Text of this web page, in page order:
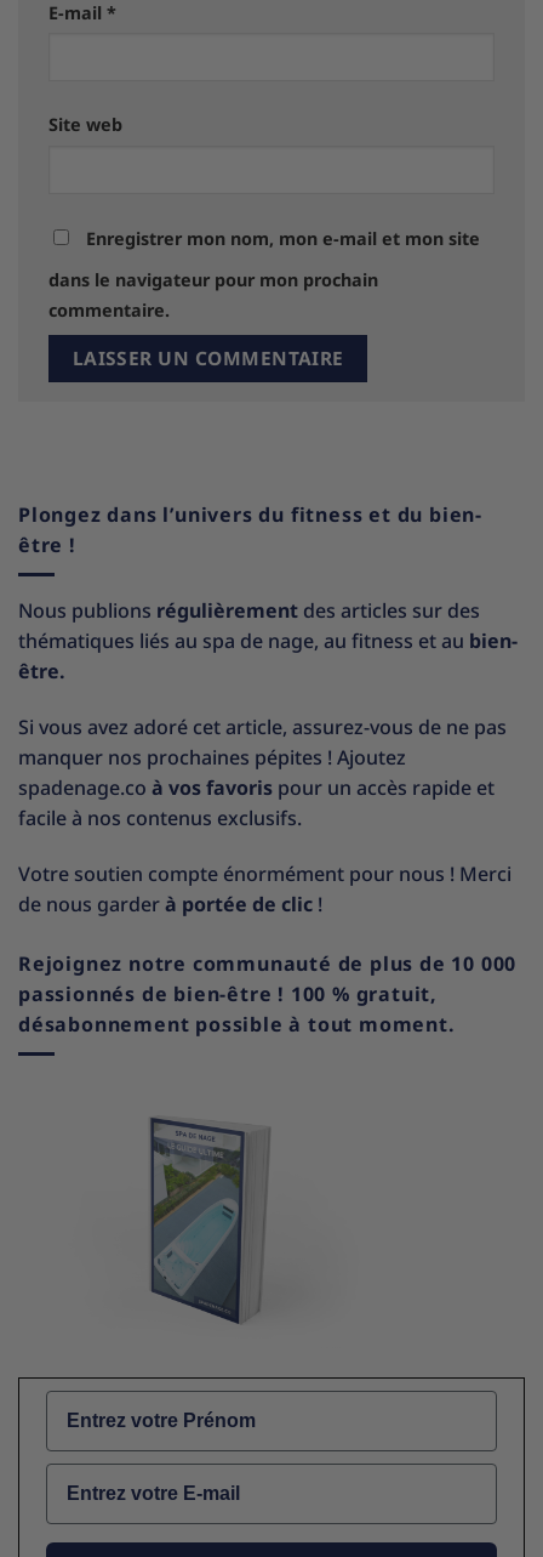
E-mail *
Site web
Enregistrer mon nom, mon e-mail et mon site
dans le navigateur pour mon prochain
commentaire.
Plongez dans l’univers du fitness et du bien-
être !
Nous publions régulièrement des articles sur des
thématiques liés au spa de nage, au fitness et au bien-
être.
Si vous avez adoré cet article, assurez-vous de ne pas
manquer nos prochaines pépites ! Ajoutez
spadenage.co à vos favoris pour un accès rapide et
facile à nos contenus exclusifs.
Votre soutien compte énormément pour nous ! Merci
de nous garderà portée de clic !
Rejoignez notre communauté de plus de 10 000
passionnés de bien-être ! 100 % gratuit,
désabonnement possible à tout moment.
Name
Email